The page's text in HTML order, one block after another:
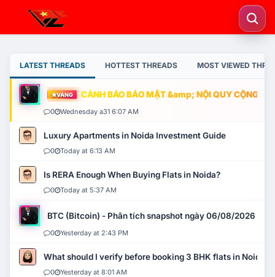
LATEST THREADS HOTTEST THREADS MOST VIEWED
VÀNG CẢNH BÁO BẢO MẬT &amp; NỘI QUY CỘNG
0 Wednesday a31 6:07 AM
Luxury Apartments in Noida Investment Guide
0 Today at 6:13 AM
Is RERA Enough When Buying Flats in Noida?
0 Today at 5:37 AM
BTC (Bitcoin) - Phân tích snapshot ngày 06/08/2026
0 Yesterday at 2:43 PM
What should I verify before booking 3 BHK flats in Noida?
0 Yesterday at 8:01 AM